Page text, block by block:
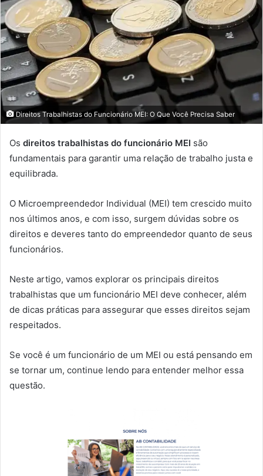
Direitos Trabalhistas do Funcionário MEI: O Que Você Precisa Saber
Os direitos trabalhistas do funcionário MEI são
fundamentais para garantir uma relação de trabalho justa e
equilibrada.
O Microempreendedor Individual (MEI) tem crescido muito
nos últimos anos, e com isso, surgem dúvidas sobre os
direitos e deveres tanto do empreendedor quanto de seus
funcionários.
Neste artigo, vamos explorar os principais direitos
trabalhistas que um funcionário MEI deve conhecer, além
de dicas práticas para assegurar que esses direitos sejam
respeitados.
Se você é um funcionário de um MEI ou está pensando em
se tornar um, continue lendo para entender melhor essa
questão.